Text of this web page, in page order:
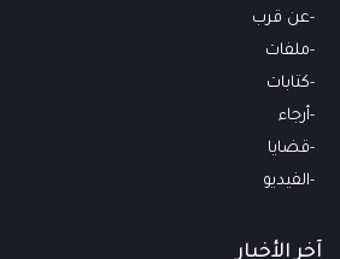
عن قرب
ملفات
كتابات
أرجاء
قضايا
الفيديو
آخر الأخبار